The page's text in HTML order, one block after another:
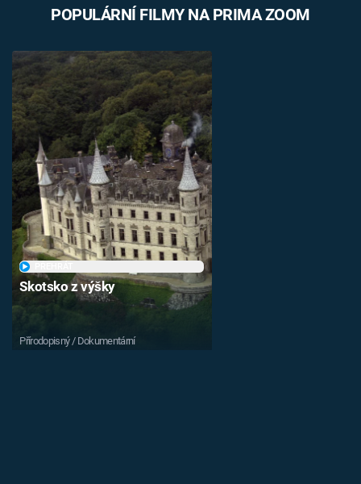
POPULÁRNÍ FILMY NA PRIMA ZOOM
Skotsko z výšky
Přírodopisný / Dokumentární